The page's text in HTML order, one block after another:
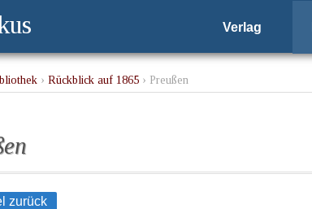
Verlag
› Rückblick auf 1865 › Preußen
zurück